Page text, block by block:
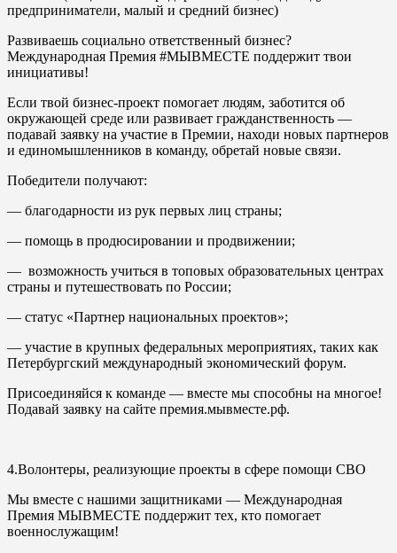
предприниматели, малый и средний бизнес)
Развиваешь социально ответственный бизнес?
Международная Премия #МЫВМЕСТЕ поддержит твои
инициативы!
Если твой бизнес-проект помогает людям, заботится об
окружающей среде или развивает гражданственность —
подавай заявку на участие в Премии, находи новых партнеров
и единомышленников в команду, обретай новые связи.
Победители получают:
— благодарности из рук первых лиц страны;
— помощь в продюсировании и продвижении;
— возможность учиться в топовых образовательных центрах
страны и путешествовать по России;
— статус «Партнер национальных проектов»;
— участие в крупных федеральных мероприятиях, таких как
Петербургский международный экономический форум.
Присоединяйся к команде — вместе мы способны на многое!
Подавай заявку на сайте премия.мывместе.рф.
4.Волонтеры, реализующие проекты в сфере помощи СВО
Мы вместе с нашими защитниками — Международная
Премия МЫВМЕСТЕ поддержит тех, кто помогает
военнослужащим!